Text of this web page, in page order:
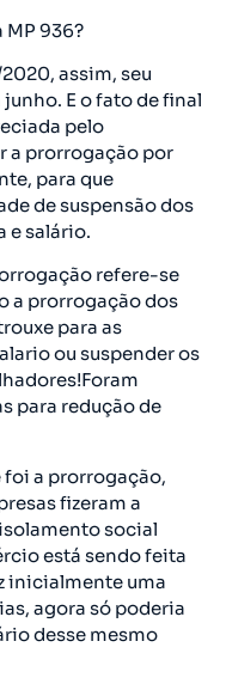
936?
assim, seu
E o fato de final
pelo
a prorrogação por
para que
de suspensão dos
e salário.
refere-se
a prorrogação dos
para as
ou suspender os
para redução de
foi a prorrogação,
fizeram a
social
está sendo feita
inicialmente uma
agora só poderia
desse mesmo